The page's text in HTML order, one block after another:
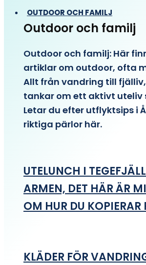
OUTDOOR OCH FAMILJ
Outdoor och familj
Outdoor och familj: Här
artiklar om outdoor, ofta
Allt från vandring till
tankar om ett aktivt uteliv
Letar du efter utflyktsips i
riktiga pärlor här.
UTELUNCH I
ARMEN, DET HÄR ÄR
OM HUR DU
KLÄDER FÖR